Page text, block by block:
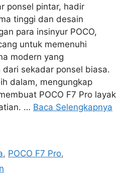
ponsel pintar, hadir
tinggi dan desain
para insinyur POCO,
untuk memenuhi
modern yang
sekadar ponsel biasa.
dalam, mengungkap
POCO F7 Pro layak
… Baca Selengkapnya
, POCO F7 Pro,